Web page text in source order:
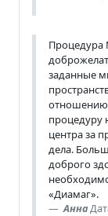
Процедура
заданные
отношению
процедуру
центра за
дела.
доброго
«Диамаг».
Анна